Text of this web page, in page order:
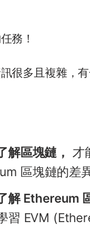
務！
很多且複雜，
解區塊鏈， 才
區塊鏈的差
解 Ethereum
習 EVM